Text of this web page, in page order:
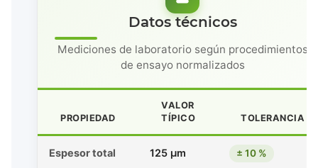
Datos técnicos
Mediciones de laboratorio según procedimientos
de ensayo normalizados
PROPIEDAD
VALOR
TÍPICO
TOLERANCIA
Espesor total 125 μm ± 10 %